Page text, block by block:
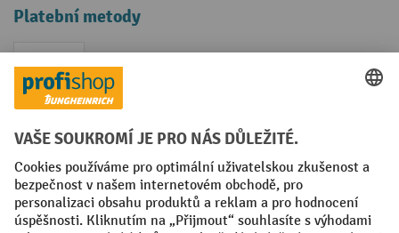
Platební metody
Faktura
Sociální sítě
Facebook
YouTubeLinkedIn